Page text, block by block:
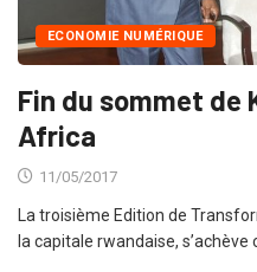
ECONOMIE NUMÉRIQUE
Fin du sommet de
Africa
11/05/2017
La troisième Edition de
la capitale rwandaise,